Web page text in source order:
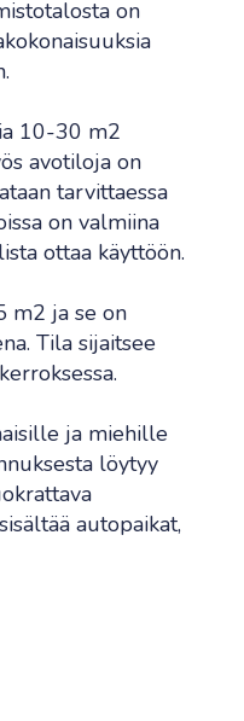
on
10-30 m2
avotiloja on
tarvittaessa
on valmiina
ottaa käyttöön.
m2 ja se on
Tila sijaitsee
ja miehille
löytyy
autopaikat,